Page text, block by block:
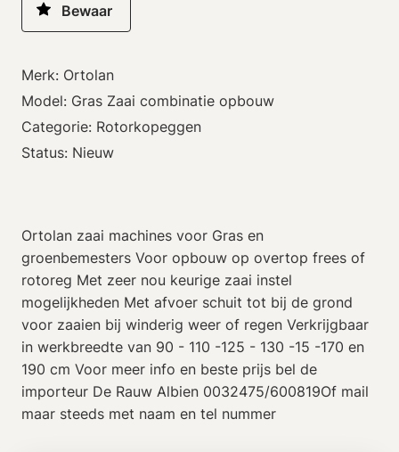
Merk: Ortolan
Model: Gras Zaai combinatie opbouw
Categorie: Rotorkopeggen
Status: Nieuw
Ortolan zaai machines voor Gras en
groenbemesters Voor opbouw op overtop frees of
rotoreg Met zeer nou keurige zaai instel
mogelijkheden Met afvoer schuit tot bij de grond
voor zaaien bij winderig weer of regen Verkrijgbaar
in werkbreedte van 90 - 110 -125 - 130 -15 -170 en
190 cm Voor meer info en beste prijs bel de
importeur De Rauw Albien 0032475/600819Of mail
maar steeds met naam en tel nummer